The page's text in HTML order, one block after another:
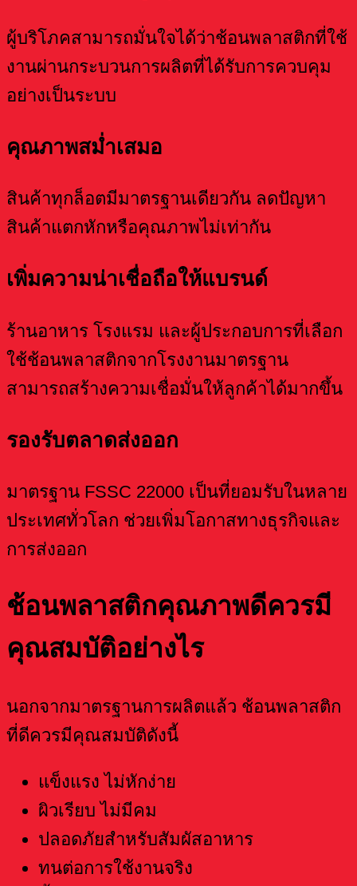
ผู้บริโภคสามารถมั่นใจได้ว่าช้อนพลาสติกที่ใช้
งานผ่านกระบวนการผลิตที่ได้รับการควบคุม
อย่างเป็นระบบ
คุณภาพสม่ำเสมอ
สินค้าทุกล็อตมีมาตรฐานเดียวกัน ลดปัญหา
สินค้าแตกหักหรือคุณภาพไม่เท่ากัน
เพิ่มความน่าเชื่อถือให้แบรนด์
ร้านอาหาร โรงแรม และผู้ประกอบการที่เลือก
ใช้ช้อนพลาสติกจากโรงงานมาตรฐาน
สามารถสร้างความเชื่อมั่นให้ลูกค้าได้มากขึ้น
รองรับตลาดส่งออก
มาตรฐาน FSSC 22000 เป็นที่ยอมรับในหลาย
ประเทศทั่วโลก ช่วยเพิ่มโอกาสทางธุรกิจและ
การส่งออก
ช้อนพลาสติกคุณภาพดีควรมี
คุณสมบัติอย่างไร
นอกจากมาตรฐานการผลิตแล้ว ช้อนพลาสติก
ที่ดีควรมีคุณสมบัติดังนี้
แข็งแรง ไม่หักง่าย
ผิวเรียบ ไม่มีคม
ปลอดภัยสำหรับสัมผัสอาหาร
ทนต่อการใช้งานจริง